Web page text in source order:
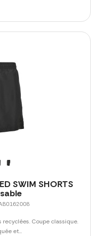
SWIM SHORTS
Coupe classique.
et...